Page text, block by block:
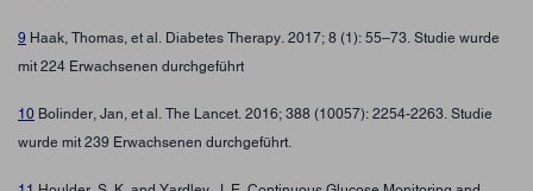
9 Haak, Thomas, et al. Diabetes Therapy. 2017; 8 (1): 55–73. Studie wurde
mit 224 Erwachsenen durchgeführt
10 Bolinder, Jan, et al. The Lancet. 2016; 388 (10057): 2254-2263. Studie
wurde mit 239 Erwachsenen durchgeführt.